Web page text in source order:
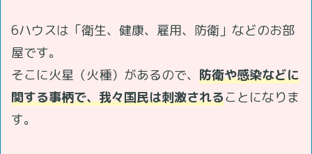
6ハウスは「衛生、健康、雇用、防衛」などのお部
屋です。
そこに火星（火種）があるので、 防衛や感染などに
関する事柄で、我々国民は刺激されることになりま
す。